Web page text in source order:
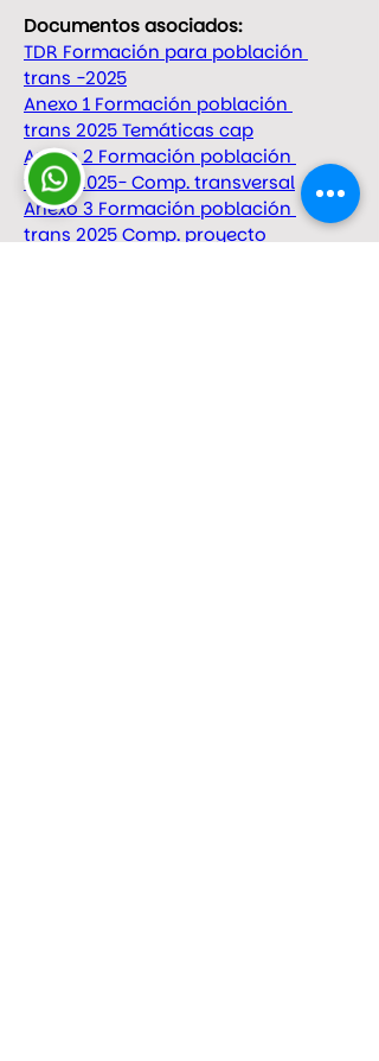
Documentos asociados:
TDR Formación para población
trans -2025
Anexo 1 Formación población
trans 2025 Temáticas cap
Anexo 2 Formación población
trans 2025- Comp. transversal
Anexo 3 Formación población
trans 2025 Comp. proyecto